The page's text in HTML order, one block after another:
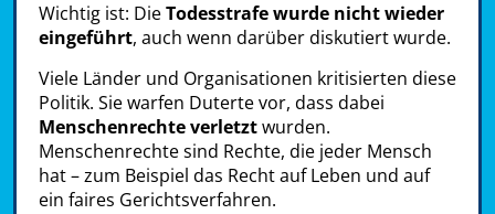
Wichtig ist: DieTodesstrafe wurde nicht wieder
eingeführt, auch wenn darüber diskutiert wurde.
Viele Länder und Organisationen kritisierten diese
Politik. Sie warfen Duterte vor, dass dabei
Menschenrechte verletztwurden.
Menschenrechte sind Rechte, die jeder Mensch
hat – zum Beispiel das Recht auf Leben und auf
ein faires Gerichtsverfahren.